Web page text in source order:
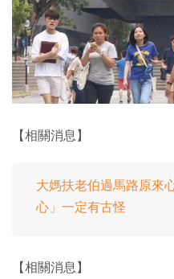
【相關消息】
大媽扶老伯過馬路原來
心」一定有古怪
【相關消息】